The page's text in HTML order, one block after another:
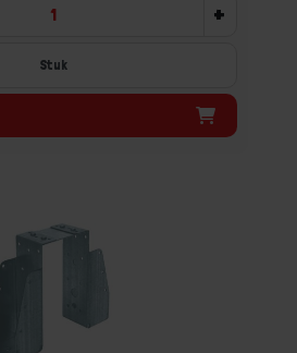
+
Stuk